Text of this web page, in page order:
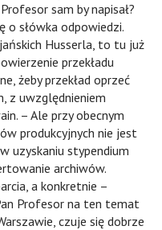
sam by napisał?
o słówka odpowiedzi.
Husserla, to tu już
przekładu
żeby przekład oprzeć
z uwzględnieniem
– Ale przy obecnym
produkcyjnych nie jest
uzyskaniu stypendium
archiwów.
a konkretnie –
Profesor na ten temat
czuje się dobrze